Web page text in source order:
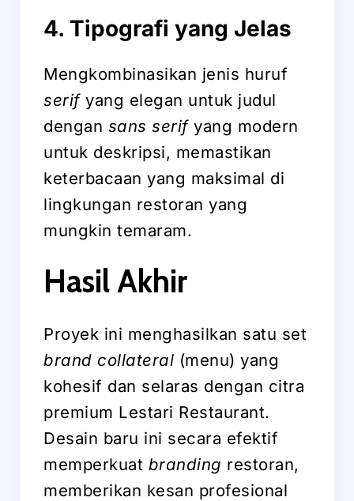
4. Tipografi yang Jelas
Mengkombinasikan jenis huruf
serifyang elegan untuk judul
dengan sans serifyang modern
untuk deskripsi, memastikan
keterbacaan yang maksimal di
lingkungan restoran yang
mungkin temaram.
Hasil Akhir
Proyek ini menghasilkan satu set
brand collateral (menu) yang
kohesif dan selaras dengan citra
premium Lestari Restaurant.
Desain baru ini secara efektif
memperkuat branding restoran,
memberikan kesan profesional